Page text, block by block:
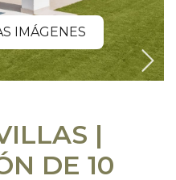
IMÁGENES
|
DE 10